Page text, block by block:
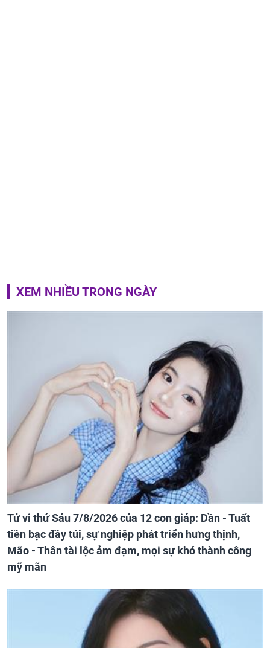
XEM NHIỀU TRONG NGÀY
Tử vi thứ Sáu 7/8/2026 của 12 con giáp: Dần - Tuất
tiền bạc đầy túi, sự nghiệp phát triển hưng thịnh,
Mão - Thân tài lộc ảm đạm, mọi sự khó thành công
mỹ mãn